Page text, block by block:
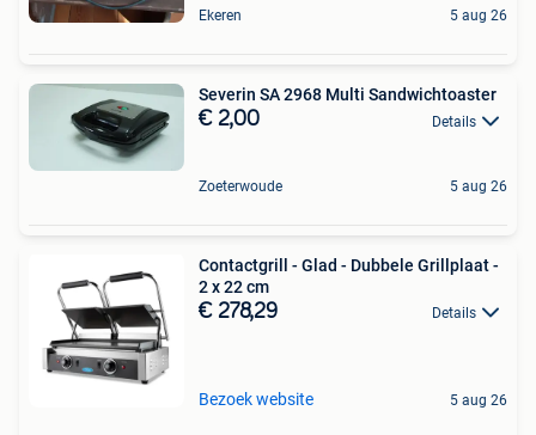
Ekeren 5 aug 26
Severin SA 2968 Multi Sandwichtoaster
€ 2,00 Details
Zoeterwoude 5 aug 26
Contactgrill - Glad - Dubbele Grillplaat -
2 x 22 cm
€ 278,29 Details
Bezoek website 5 aug 26